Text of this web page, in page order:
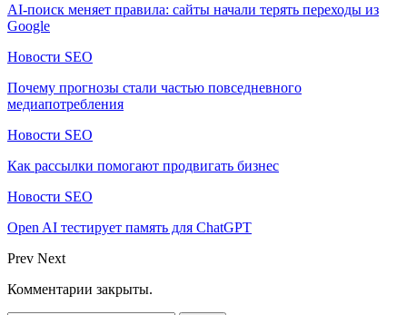
AI-поиск меняет правила: сайты начали терять переходы из
Google
Новости SEO
Почему прогнозы стали частью повседневного
медиапотребления
Новости SEO
Как рассылки помогают продвигать бизнес
Новости SEO
Open AI тестирует память для ChatGPT
Prev Next
Комментарии закрыты.